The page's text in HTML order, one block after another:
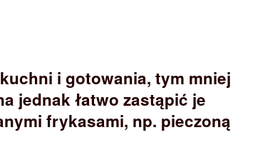
i gotowania, tym mniej
jednak łatwo zastąpić je
frykasami, np. pieczoną